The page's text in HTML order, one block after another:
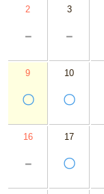
2
－
3
－
9
〇
10
〇
16
－
17
〇